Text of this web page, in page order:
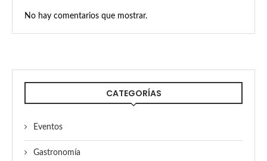
No hay comentarios que mostrar.
CATEGORÍAS
Eventos
Gastronomía